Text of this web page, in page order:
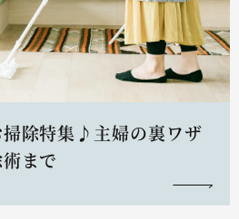
除特集♪主婦の裏ワザ
まで